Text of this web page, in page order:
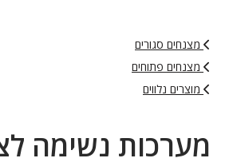
מצנחים סגורים
מצנחים פתוחים
מוצרים נלווים
מערכות נשימה